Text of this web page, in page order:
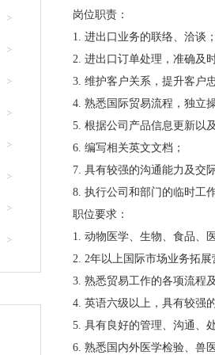
>
>
>
>
>
>
>
>
岗位职责：
1. 进出口业务的联络、洽谈；
2. 进出口订单处理，准确及
3. 维护客户关系，提升客户
4. 熟悉国际贸易流程，独立
5. 根据公司产品信息更新以
6. 编写相关英文文档；
7. 具有较强的沟通能力及交
8. 执行公司和部门的临时工
职位要求：
1. 动物医学、生物、食品、
2. 2年以上国际市场业务拓展
3. 熟悉贸易工作的各项流程
4. 英语六级以上，具有较强
5. 具有良好的管理、沟通、
6. 熟悉国内外医学检验、兽